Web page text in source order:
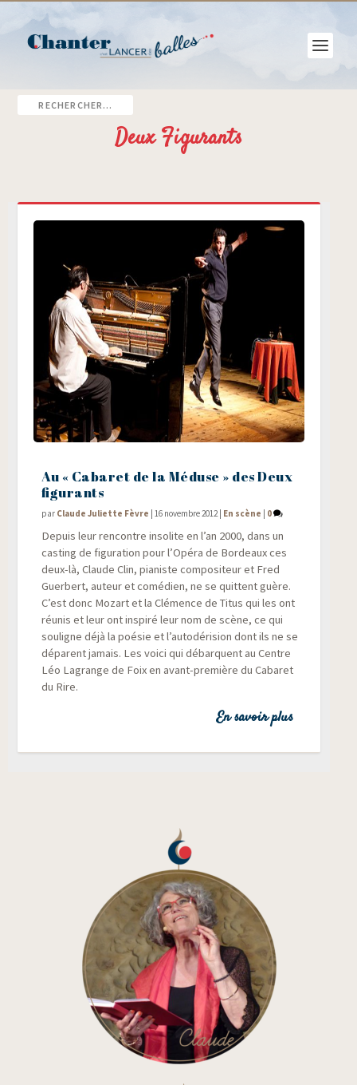
Deux Figurants
Au « Cabaret de la Méduse » des Deux
figurants
par Claude Juliette Fèvre | 16 novembre 2012 | En scène | 0
Depuis leur ren­contre inso­lite en l’an 2000, dans un
cas­ting de figu­ra­tion pour l’Opéra de Bor­deaux ces
deux-là, Claude Clin, pia­niste com­po­si­teur et Fred
Guer­bert, auteur et comé­dien, ne se quittent guère.
C’est donc Mozart et la Clé­mence de Titus qui les ont
réunis et leur ont ins­pi­ré leur nom de scène, ce qui
sou­ligne déjà la poé­sie et l’autodérision dont ils ne se
déparent jamais. Les voi­ci qui débarquent au Centre
Léo Lagrange de Foix en avant-pre­mière du Caba­ret
du Rire.
En savoir plus